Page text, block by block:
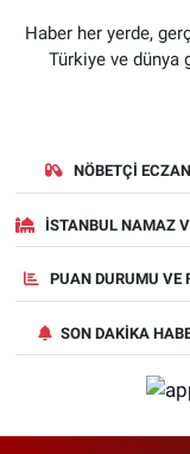
Haber her yerde,
Türkiye ve dünya
NÖBETÇI
İSTANBUL NAMAZ
PUAN DURUMU VE
SON DAKIKA